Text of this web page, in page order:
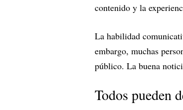
contenido y la
La habilidad
embargo, muchas
público. La buena
Todos pueden